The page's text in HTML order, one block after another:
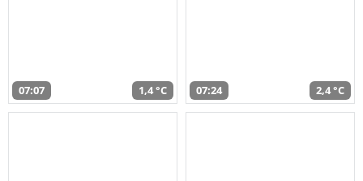
07:07 1,4 °C 07:24 2,4 °C